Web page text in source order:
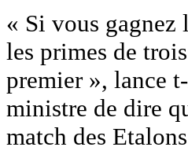
« Si vous gagnez
les primes de
premier », lance
ministre de dire
match des